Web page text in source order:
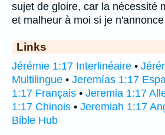
sujet de gloire, car la nécessité
et malheur à moi si je
Links
Jérémie 1:17 Interlinéaire •
Multilingue • Jeremías 1:17
1:17 Français • Jeremia 1:17
1:17 Chinois • Jeremiah 1:17
Bible Hub